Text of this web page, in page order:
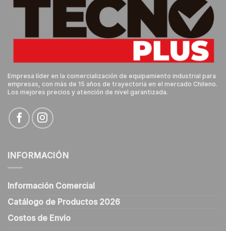
Empresa líder en la comercialización de equipamiento industrial para
empresas, con más de 15 años de trayectoria en el mercado Chileno.
Los mejores precios y atención de nivel garantizada.
INFORMACIÓN
Información Comercial
Catálogo de Productos 2026
Costos de Envío